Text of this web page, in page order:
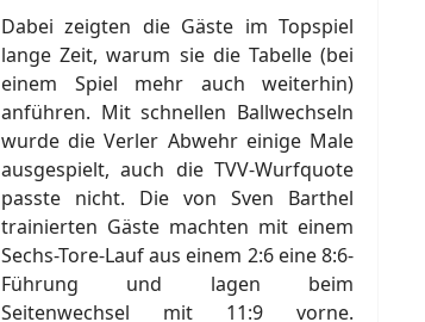
Dabei zeigten die Gäste im Topspiel
lange Zeit, warum sie die Tabelle (bei
einem Spiel mehr auch weiterhin)
anführen. Mit schnellen Ballwechseln
wurde die Verler Abwehr einige Male
ausgespielt, auch die TVV-Wurfquote
passte nicht. Die von Sven Barthel
trainierten Gäste machten mit einem
Sechs-Tore-Lauf aus einem 2:6 eine 8:6-
Führung und lagen beim
Seitenwechsel mit 11:9 vorne.